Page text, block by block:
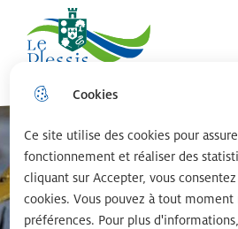
Cookies
Ce site utilise des cookies pour
fonctionnement et réaliser des
cliquant sur Accepter, vous
cookies. Vous pouvez à tout
préférences. Pour plus
Aller
menu
Le plessis robinson